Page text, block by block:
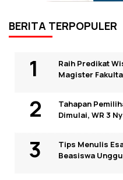
BERITA TERPOPULER
Raih Predikat
Magister
Tahapan
Dimulai, WR 3
Tips Menulis
Beasiswa